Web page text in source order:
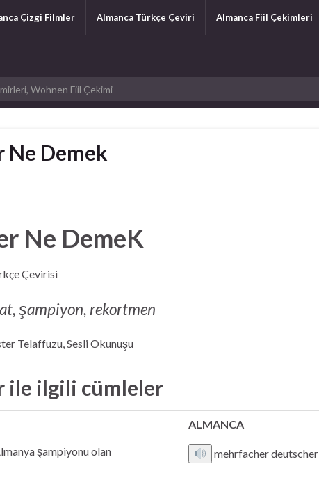
Çizgi Filmler Almanca Türkçe Çeviri Almanca Fiil Çekimleri
Ne Demek
Ne DemeK
Çevirisi
şampiyon, rekortmen
Telaffuzu, Sesli Okunuşu
ile ilgili cümleler
ALMANCA
şampiyonu olan mehrfacher